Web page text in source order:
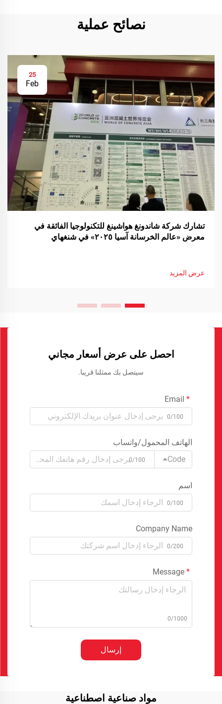
نصائح عملية
25
Feb
تشارك شركة شاندونغ هواشينغ للتكنولوجيا الفائقة في
معرض «عالم الخرسانة آسيا ٢٠٢٥» في شنغهاي
عرض المزيد
احصل على عرض أسعار مجاني
سيتصل بك ممثلنا قريبا.
0/100
الهاتف المحمول/واتساب
Code
0/100
اسم
0/100
Company Name
0/200
0/1000
إرسال
مواد صناعية اصطناعية